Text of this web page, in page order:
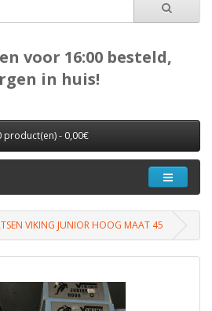
voor 16:00 besteld,
in huis!
product(en) - 0,00€
VIKING JUNIOR HOOG MAAT 45